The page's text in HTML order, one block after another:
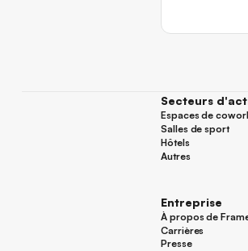
Secteurs
Espaces de
Espaces de
Salles de sport
Salles de sport
Hôtels
Hôtels
Autres
Entreprise
À propos de
À propos de
Carrières
Carrières
Presse